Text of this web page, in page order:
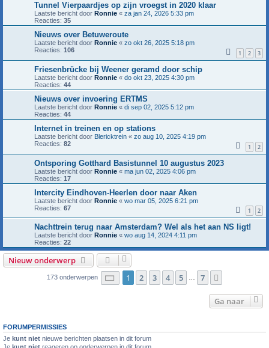
Tunnel Vierpaardjes op zijn vroegst in 2020 klaar
Laatste bericht door Ronnie « za jan 24, 2026 5:33 pm
Reacties: 35
Nieuws over Betuweroute
Laatste bericht door Ronnie « zo okt 26, 2025 5:18 pm
Reacties: 106 1 2 3
Friesenbrücke bij Weener geramd door schip
Laatste bericht door Ronnie « do okt 23, 2025 4:30 pm
Reacties: 44
Nieuws over invoering ERTMS
Laatste bericht door Ronnie « di sep 02, 2025 5:12 pm
Reacties: 44
Internet in treinen en op stations
Laatste bericht door Blericktrein « zo aug 10, 2025 4:19 pm
Reacties: 82 1 2
Ontsporing Gotthard Basistunnel 10 augustus 2023
Laatste bericht door Ronnie « ma jun 02, 2025 4:06 pm
Reacties: 17
Intercity Eindhoven-Heerlen door naar Aken
Laatste bericht door Ronnie « wo mar 05, 2025 6:21 pm
Reacties: 67 1 2
Nachttrein terug naar Amsterdam? Wel als het aan NS ligt!
Laatste bericht door Ronnie « wo aug 14, 2024 4:11 pm
Reacties: 22
Nieuw onderwerp
173 onderwerpen Pagina van 7
1 2 3 4 5 7
Ga naar
FORUMPERMISSIES
Je kunt niet nieuwe berichten plaatsen in dit forum